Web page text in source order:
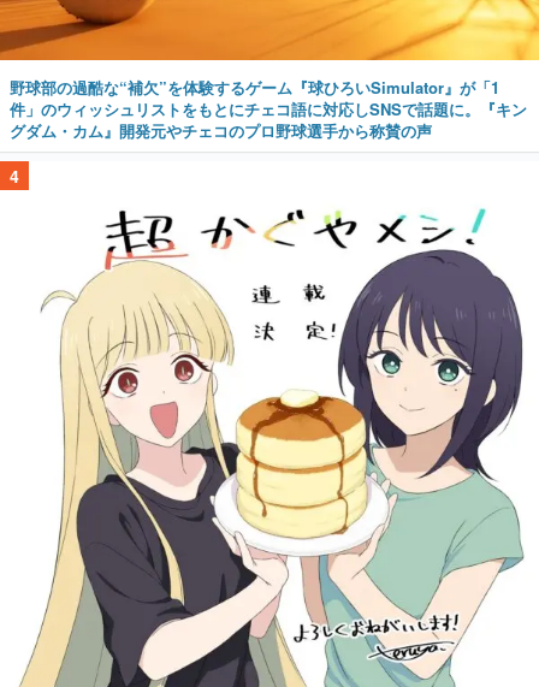
野球部の過酷な“補欠”を体験するゲーム『球ひろいSimulator』が「1
件」のウィッシュリストをもとにチェコ語に対応しSNSで話題に。『キン
グダム・カム』開発元やチェコのプロ野球選手から称賛の声
4